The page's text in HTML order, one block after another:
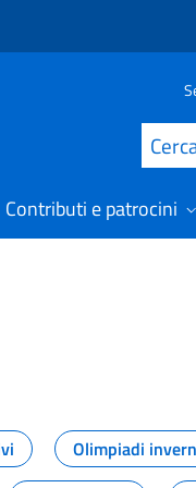
Cerca
Contributi e patrocini
Olimpiadi